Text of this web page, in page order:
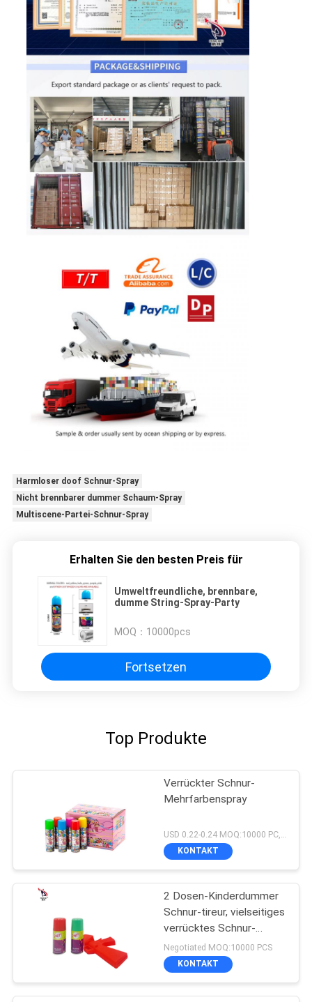
Harmloser doof Schnur-Spray
Nicht brennbarer dummer Schaum-Spray
Multiscene-Partei-Schnur-Spray
Erhalten Sie den besten Preis für
Umweltfreundliche, brennbare,
dumme String-Spray-Party
MOQ： 10000pcs
Fortsetzen
Top Produkte
Verrückter Schnur-
Mehrfarbenspray
KONTAKT
2 Dosen-Kinderdummer
Schnur-tireur, vielseitiges
verrücktes Schnur-
Gewehr
Negotiated MOQ:10000 PCS
KONTAKT